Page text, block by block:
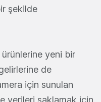
şekilde
ürünlerine yeni bir
de
için sunulan
verileri saklamak için